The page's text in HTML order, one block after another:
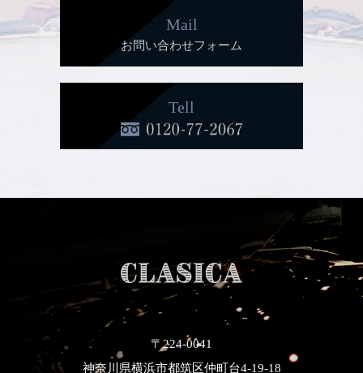
Mail
お問い合わせフォーム
Tell
〒224-0041
神奈川県横浜市都筑区仲町台4-19-18